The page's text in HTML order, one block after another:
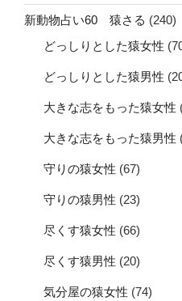
新動物占い60 猿さる (240)
どっしりとした猿女性
どっしりとした猿男性
大きな志をもった猿女性
大きな志をもった猿男性
守りの猿女性 (67)
守りの猿男性 (23)
尽くす猿女性 (66)
尽くす猿男性 (20)
気分屋の猿女性 (74)